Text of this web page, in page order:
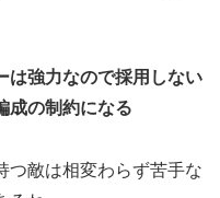
は強力なので採用しない
の制約になる
つ敵は相変わらず苦手な